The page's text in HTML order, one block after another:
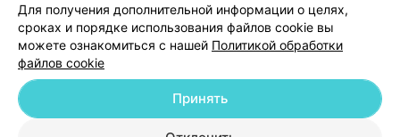
© 2026 ООО «Артокс Лаб», УНП 191700409
| 220012, Республика Беларусь,
Для получения дополнительной информации о целях,
сроках и порядке использования файлов cookie вы
можете ознакомиться с нашей Политикой обработки
файлов cookie
Принять